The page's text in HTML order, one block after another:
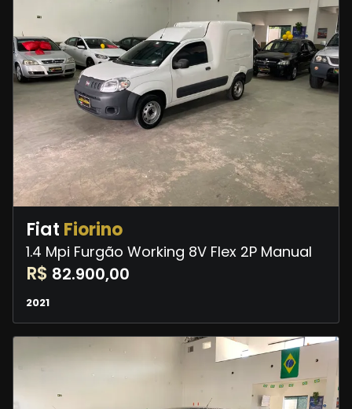
Fiat Fiorino
1.4 Mpi Furgão Working 8V Flex 2P Manual
R$ 82.900,00
2021